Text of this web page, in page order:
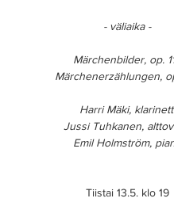
- väliaika -
Märchenbilder, op.
Märchenerzählungen,
Harri Mäki,
Jussi Tuhkanen,
Emil Holmström,
Tiistai 13.5. klo 19